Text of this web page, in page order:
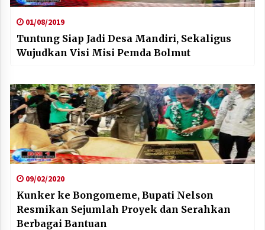
01/08/2019
Tuntung Siap Jadi Desa Mandiri, Sekaligus
Wujudkan Visi Misi Pemda Bolmut
09/02/2020
Kunker ke Bongomeme, Bupati Nelson
Resmikan Sejumlah Proyek dan Serahkan
Berbagai Bantuan